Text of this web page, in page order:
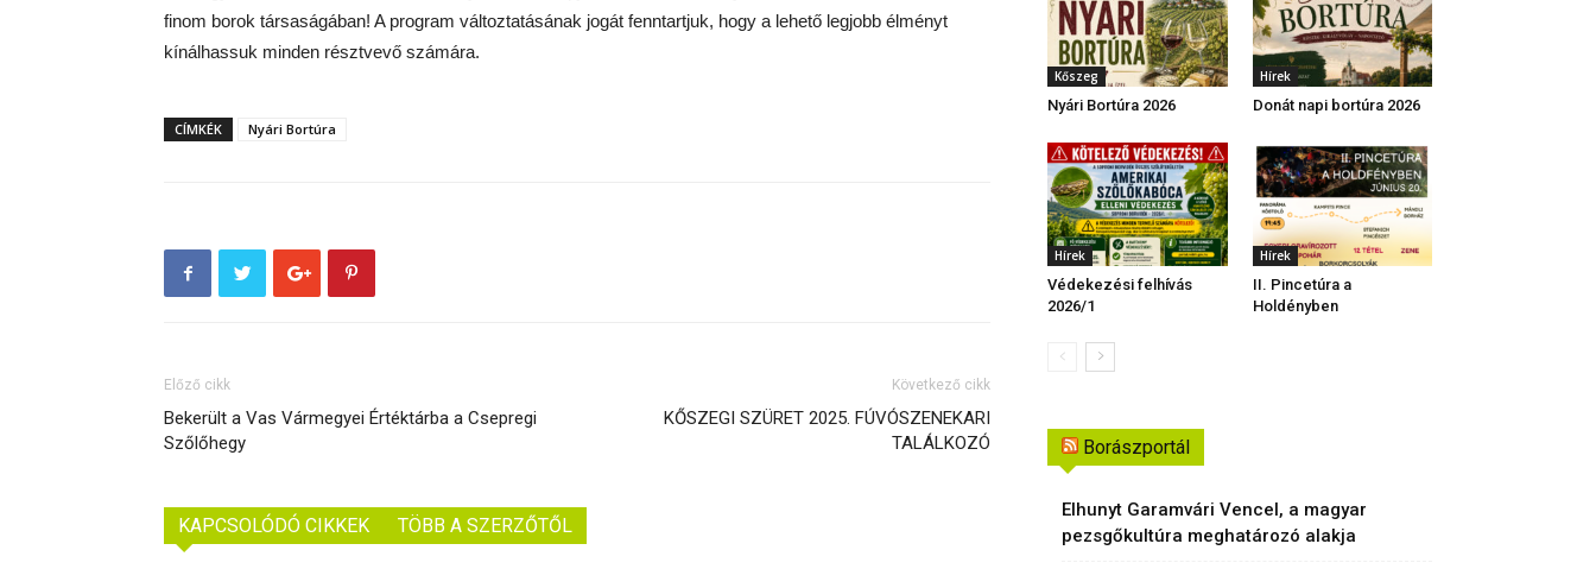
finom borok társaságában! A program változtatásának jogát fenntartjuk, hogy a lehető legjobb élményt
kínálhassuk minden résztvevő számára.
CÍMKÉK Nyári Bortúra
Előző cikk
Bekerült a Vas Vármegyei Értéktárba a Csepregi
Szőlőhegy
Következő cikk
KŐSZEGI SZÜRET 2025. FÚVÓSZENEKARI
TALÁLKOZÓ
KAPCSOLÓDÓ CIKKEK TÖBB A SZERZŐTŐL
Kőszeg
Nyári Bortúra 2026
Hírek
Donát napi bortúra 2026
Hírek
Védekezési felhívás
2026/1
Hírek
II. Pincetúra a
Holdényben
Borászportál
Elhunyt Garamvári Vencel, a magyar
pezsgőkultúra meghatározó alakja